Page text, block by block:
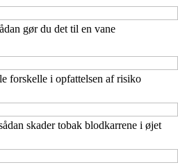
gør du det til en vane
forskelle i opfattelsen af risiko
skader tobak blodkarrene i øjet